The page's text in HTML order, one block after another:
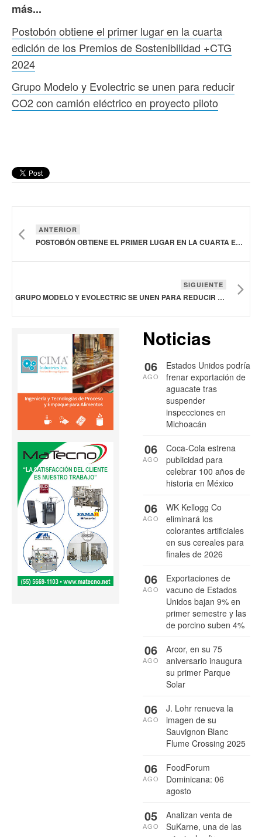
más...
Postobón obtiene el primer lugar en la cuarta
edición de los Premios de Sostenibilidad +CTG
2024
Grupo Modelo y Evolectric se unen para reducir
CO2 con camión eléctrico en proyecto piloto
ANTERIOR
POSTOBÓN OBTIENE EL PRIMER LUGAR EN LA CUARTA EDICIÓN DE LOS PREMIOS DE SOSTENIBILIDAD +CTG 2024
SIGUIENTE
GRUPO MODELO Y EVOLECTRIC SE UNEN PARA REDUCIR CO2 CON CAMIÓN ELÉCTRICO EN PROYECTO PILOTO
Noticias
Estados Unidos podría
frenar exportación de
aguacate tras
suspender
inspecciones en
Michoacán
06
AGO
Coca-Cola estrena
publicidad para
celebrar 100 años de
historia en México
06
AGO
WK Kellogg Co
eliminará los
colorantes artificiales
en sus cereales para
finales de 2026
06
AGO
Exportaciones de
vacuno de Estados
Unidos bajan 9% en
primer semestre y las
de porcino suben 4%
06
AGO
Arcor, en su 75
aniversario inaugura
su primer Parque
Solar
06
AGO
J. Lohr renueva la
imagen de su
Sauvignon Blanc
Flume Crossing 2025
06
AGO
FoodForum
Dominicana: 06
agosto
06
AGO
Analizan venta de
SuKarne, una de las
05
AGO